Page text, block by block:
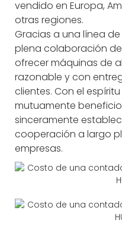
vendido en Europa,
otras regiones.
Gracias a una línea
plena colaboración
ofrecer máquinas de
razonable y con
clientes. Con el
mutuamente
sinceramente
cooperación a largo
empresas.